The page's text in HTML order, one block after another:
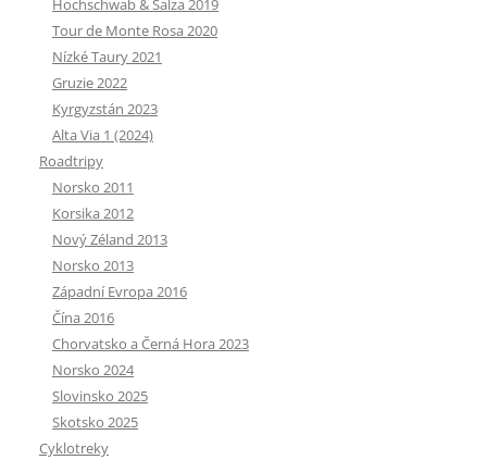
Hochschwab & Salza 2019
Tour de Monte Rosa 2020
Nízké Taury 2021
Gruzie 2022
Kyrgyzstán 2023
Alta Via 1 (2024)
Roadtripy
Norsko 2011
Korsika 2012
Nový Zéland 2013
Norsko 2013
Západní Evropa 2016
Čína 2016
Chorvatsko a Černá Hora 2023
Norsko 2024
Slovinsko 2025
Skotsko 2025
Cyklotreky